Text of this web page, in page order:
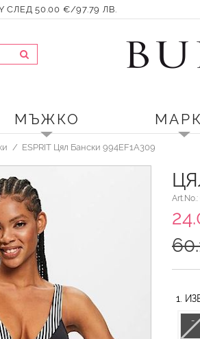
СЛЕД 50.00 €/97.79 ЛВ.
МЪЖКО
ESPRIT Цял Бански 994EF1A309
1.